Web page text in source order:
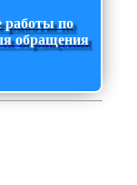
работы по
обращения